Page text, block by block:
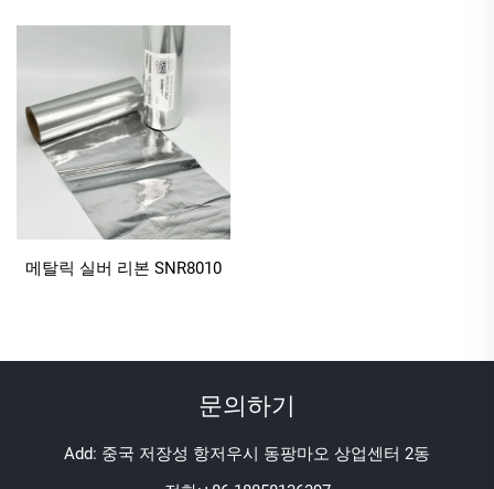
요하며, 메탈릭 컬러 리본은 고해상도 인쇄를 제공합니
다. 고급 화장품 라벨(작은 성분 목록)이나 한정판 표시
(정교한 로고)에 필수적인 선명하고 가독성 높은 세부
정보를 구현합니다. 미세한 선이나 작은 바코드와 같은
작은 요소까지도 선명하게 표현됩니다. 품질이 낮은 리
본은 세부 사항이 번지기 쉬운 반면, 메탈릭 컬러 리본
은 모든 출력물이 정확하게 유지되도록 하여 전문성을
강화합니다.
있어 일반 제품과 차별화됩니다.
2.1 고속 산업용 인쇄에 최적화됨
메탈릭 실버 리본 SNR8010
문의하기
Add: 중국 저장성 항저우시 동팡마오 상업센터 2동